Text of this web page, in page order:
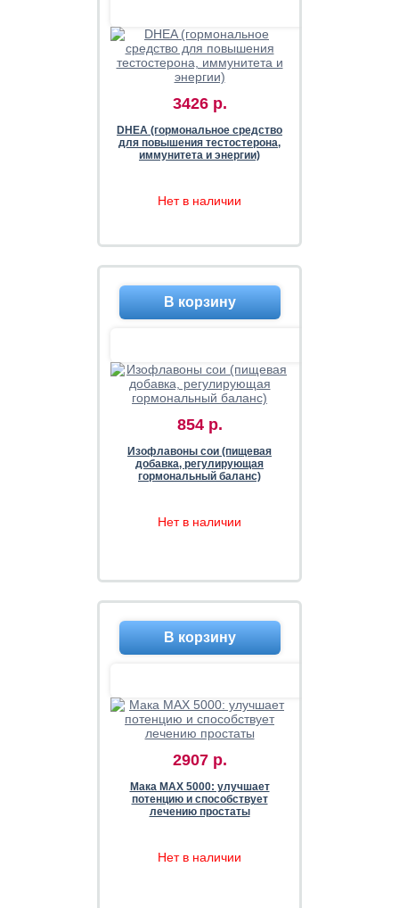
3426 р.
DHEA (гормональное средство
для повышения тестостерона,
иммунитета и энергии)
Нет в наличии
854 р.
Изофлавоны сои (пищевая
добавка, регулирующая
гормональный баланс)
Нет в наличии
2907 р.
Мака MAX 5000: улучшает
потенцию и способствует
лечению простаты
Нет в наличии